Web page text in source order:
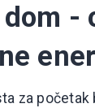
-
za početak